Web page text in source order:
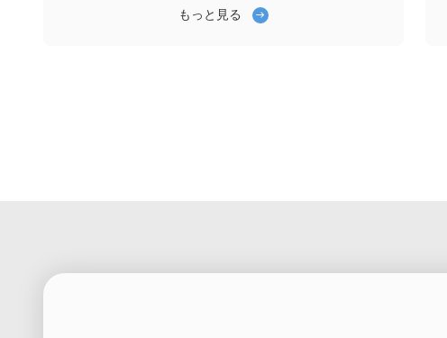
切な診断を保証するために重要ですGenyuのLCDディスプ
もっと見る